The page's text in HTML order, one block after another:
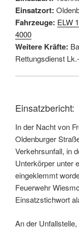
Einsatzort:
Fahrzeuge: ELW 1
4000
Weitere Kräfte:
Rettungsdienst
Einsatzbericht:
In der Nacht von
Oldenburger
Verkehrsunfall, in
Unterkörper unter
eingeklemmt
Feuerwehr
Einsatzstichwort
An der